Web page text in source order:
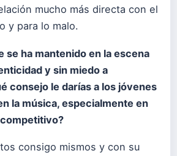
mucho más directa con el
y para lo malo.
se ha mantenido en la escena
y sin miedo a
consejo le darías a los jóvenes
la música, especialmente en
consigo mismos y con su